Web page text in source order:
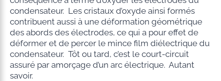
condensateur. Les cristaux d’oxyde ainsi formés
contribuent aussi à une déformation géométrique
des abords des électrodes, ce qui a pour effet de
déformer et de percer le mince film diélectrique du
condensateur. Tôt ou tard, c’est le court-circuit
assuré par amorçage d’un arc électrique. Autant
savoir.